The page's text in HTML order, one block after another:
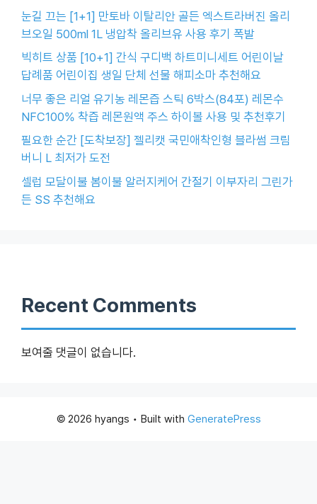
눈길 끄는 [1+1] 만토바 이탈리안 골든 엑스트라버진 올리
브오일 500ml 1L 냉압착 올리브유 사용 후기 폭발
빅히트 상품 [10+1] 간식 구디백 하트미니세트 어린이날
답례품 어린이집 생일 단체 선물 해피소마 추천해요
너무 좋은 리얼 유기농 레몬즙 스틱 6박스(84포) 레몬수
NFC100% 착즙 레몬원액 주스 하이볼 사용 및 추천후기
필요한 순간 [도착보장] 젤리캣 국민애착인형 블라썸 크림
버니 L 최저가 도전
셀럽 모달이불 봄이불 알러지케어 간절기 이부자리 그린가
든 SS 추천해요
Recent Comments
보여줄 댓글이 없습니다.
© 2026 hyangs • Built with GeneratePress